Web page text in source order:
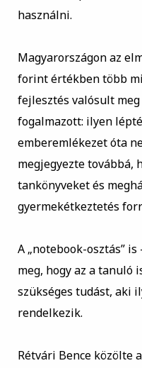
használni.
Magyarországon az
forint értékben több
fejlesztés valósult
fogalmazott: ilyen
emberemlékezet óta
megjegyezte továbbá,
tankönyveket és
gyermekétkeztetés
A „notebook-osztás”
meg, hogy az a tanuló
szükséges tudást, aki
rendelkezik.
Rétvári Bence közölte